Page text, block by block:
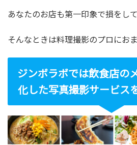
あなたのお店も第一印象で損をし
そんなときは料理撮影のプロにお
ジンボラボでは飲食店の
化した写真撮影サービス